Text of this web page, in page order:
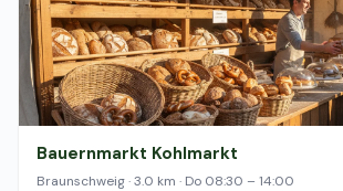
Bauernmarkt Kohlmarkt
Braunschweig · 3.0 km · Do 08:30 – 14:00